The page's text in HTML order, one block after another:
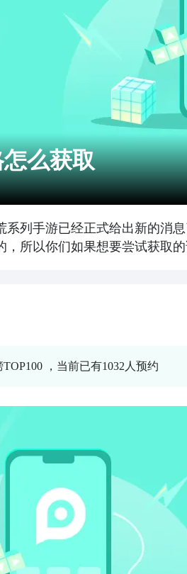
么获取
系列手游已经正式给出新的消
所以你们如果想要尝试获取
TOP100 ，当前已有1032人预约